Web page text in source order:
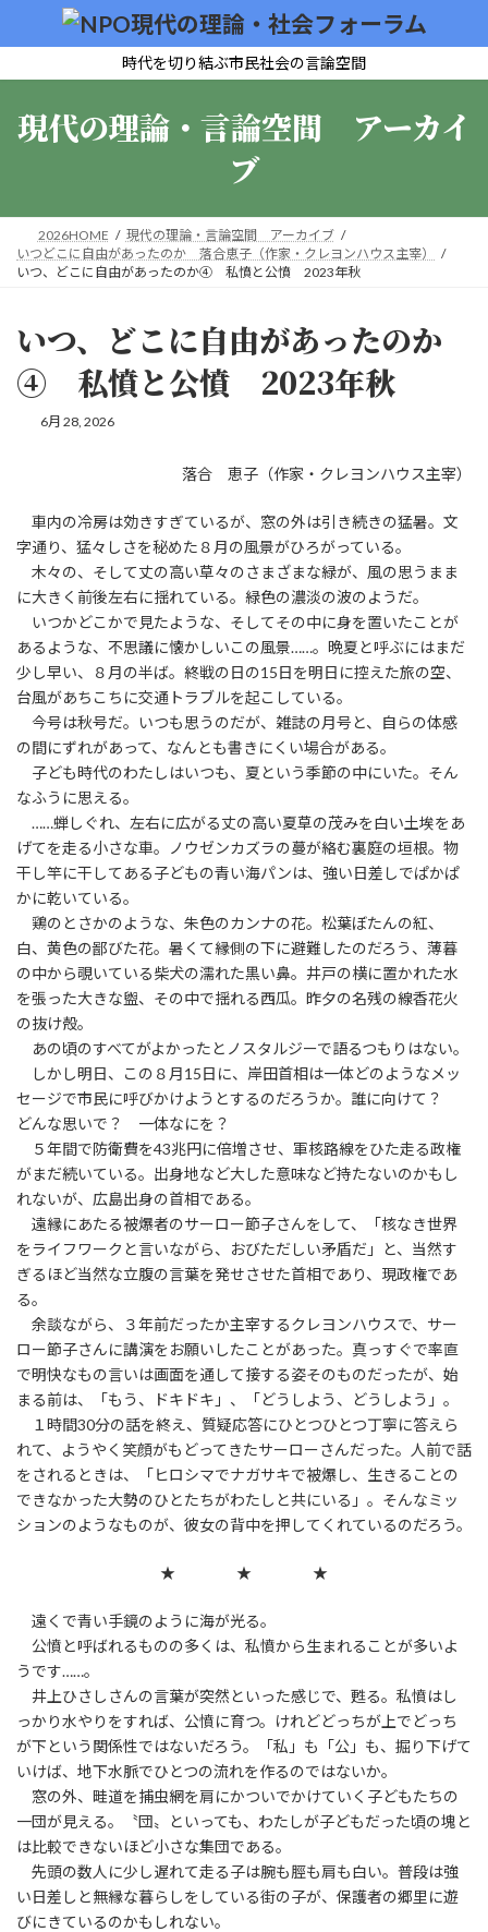
ン
ー
時代を切り結ぶ市民社会の言論空間
現代の理論・言論空間 アーカイ
ブ
2026HOME
現代の理論・言論空間 アーカイブ
いつどこに自由があったのか 落合恵子（作家・クレヨンハウス主宰）
いつ、どこに自由があったのか④ 私憤と公憤 2023年秋
いつ、どこに自由があったのか
④ 私憤と公憤 2023年秋
6月 28, 2026
落合 恵子（作家・クレヨンハウス主宰）
車内の冷房は効きすぎているが、窓の外は引き続きの猛暑。文
字通り、猛々しさを秘めた８月の風景がひろがっている。
木々の、そして丈の高い草々のさまざまな緑が、風の思うまま
に大きく前後左右に揺れている。緑色の濃淡の波のようだ。
いつかどこかで見たような、そしてその中に身を置いたことが
あるような、不思議に懐かしいこの風景……。晩夏と呼ぶにはまだ
少し早い、８月の半ば。終戦の日の15日を明日に控えた旅の空、
台風があちこちに交通トラブルを起こしている。
今号は秋号だ。いつも思うのだが、雑誌の月号と、自らの体感
の間にずれがあって、なんとも書きにくい場合がある。
子ども時代のわたしはいつも、夏という季節の中にいた。そん
なふうに思える。
……蝉しぐれ、左右に広がる丈の高い夏草の茂みを白い土埃をあ
げてを走る小さな車。ノウゼンカズラの蔓が絡む裏庭の垣根。物
干し竿に干してある子どもの青い海パンは、強い日差しでぱかぱ
かに乾いている。
鶏のとさかのような、朱色のカンナの花。松葉ぼたんの紅、
白、黄色の鄙びた花。暑くて縁側の下に避難したのだろう、薄暮
の中から覗いている柴犬の濡れた黒い鼻。井戸の横に置かれた水
を張った大きな盥、その中で揺れる西瓜。昨夕の名残の線香花火
の抜け殻。
あの頃のすべてがよかったとノスタルジーで語るつもりはない。
しかし明日、この８月15日に、岸田首相は一体どのようなメッ
セージで市民に呼びかけようとするのだろうか。誰に向けて？
どんな思いで？ 一体なにを？
５年間で防衛費を43兆円に倍増させ、軍核路線をひた走る政権
がまだ続いている。出身地など大した意味など持たないのかもし
れないが、広島出身の首相である。
遠縁にあたる被爆者のサーロー節子さんをして、「核なき世界
をライフワークと言いながら、おびただしい矛盾だ」と、当然す
ぎるほど当然な立腹の言葉を発せさせた首相であり、現政権であ
る。
余談ながら、３年前だったか主宰するクレヨンハウスで、サー
ロー節子さんに講演をお願いしたことがあった。真っすぐで率直
で明快なもの言いは画面を通して接する姿そのものだったが、始
まる前は、「もう、ドキドキ」、「どうしよう、どうしよう」。
１時間30分の話を終え、質疑応答にひとつひとつ丁寧に答えら
れて、ようやく笑顔がもどってきたサーローさんだった。人前で話
をされるときは、「ヒロシマでナガサキで被爆し、生きることの
できなかった大勢のひとたちがわたしと共にいる」。そんなミッ
ションのようなものが、彼女の背中を押してくれているのだろう。
★ ★ ★
遠くで青い手鏡のように海が光る。
公憤と呼ばれるものの多くは、私憤から生まれることが多いよ
うです……。
井上ひさしさんの言葉が突然といった感じで、甦る。私憤はし
っかり水やりをすれば、公憤に育つ。けれどどっちが上でどっち
が下という関係性ではないだろう。「私」も「公」も、掘り下げて
いけば、地下水脈でひとつの流れを作るのではないか。
窓の外、畦道を捕虫網を肩にかついでかけていく子どもたちの
一団が見える。〝団〟といっても、わたしが子どもだった頃の塊と
は比較できないほど小さな集団である。
先頭の数人に少し遅れて走る子は腕も脛も肩も白い。普段は強
い日差しと無縁な暮らしをしている街の子が、保護者の郷里に遊
びにきているのかもしれない。